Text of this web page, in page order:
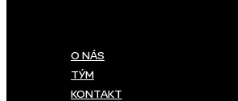
O NÁS
TÝM
KONTAKT